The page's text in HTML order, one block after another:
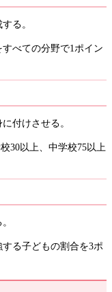
る。
べての分野で1ポイン
付けさせる。
30以上、中学校75以上
る子どもの割合を3ポ